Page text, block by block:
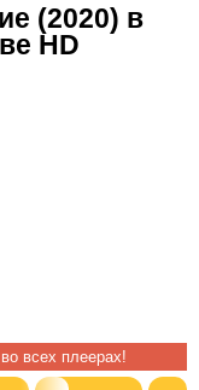
(2020) в
HD
всех плеерах!